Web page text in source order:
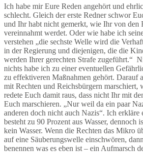
Ich habe mir Eure Reden angehört und
schlecht. Gleich der erste Redner schwor
und Ihr habt nicht gemerkt, wie Ihr von den
vereinnahmt werdet. Oder wie habe ich
verstehen „die sechste Welle wird die
in der Regierung und diejenigen, die die
werden Ihrer gerechten Strafe zugeführt.“
nichts habe ich zu einer eventuellen
zu effektiveren Maßnahmen gehört. Darauf
mit Rechten und Reichsbürgern marschiert,
redete Euch damit raus, dass nicht Ihr mit
Euch marschieren. „Nur weil da ein paar
anderen doch nicht auch Nazis“. Ich erkläre
besteht zu 90 Prozent aus Wasser, dennoch
kein Wasser. Wenn die Rechten das Mikro
auf eine Säuberungswelle einschwören,
benennen was es eben ist – ein Aufmarsch